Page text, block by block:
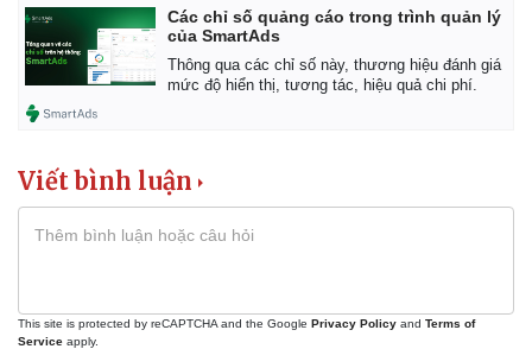
Kinh tế
Khởi nghiệp
Chứng khoán
Các chỉ số quảng cáo trong trình quản lý
của SmartAds
Thông qua các chỉ số này, thương hiệu đánh giá
mức độ hiển thị, tương tác, hiệu quả chi phí.
Viết bình luận
This site is protected by reCAPTCHA and the Google Privacy Policy and Terms of
Service apply.